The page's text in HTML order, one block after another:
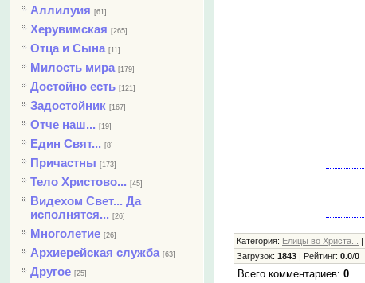
Аллилуия [61]
Херувимская [265]
Отца и Сына [11]
Милость мира [179]
Достойно есть [121]
Задостойник [167]
Отче наш... [19]
Един Свят... [8]
Причастны [173]
Тело Христово... [45]
Видехом Свет... Да
исполнятся... [26]
Многолетие [26]
Архиерейская служба [63]
Другое [25]
Категория: Елицы во Христа...
Загрузок: 1843| Рейтинг: 0.0/0
Всего комментариев: 0